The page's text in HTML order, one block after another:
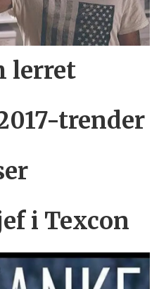
lerret
trender
i Texcon